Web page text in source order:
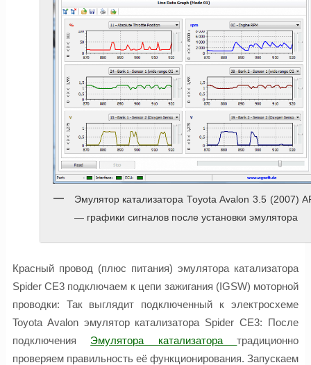
Эмулятор катализатора Toyota Avalon 3.5 (2007)
— графики сигналов после установки эмулятора
Красный провод (плюс питания) эмулятора катализатора
Spider CE3 подключаем к цепи зажигания (IGSW) моторной
проводки: Так выглядит подключенный к электросхеме
Toyota Avalon эмулятор катализатора Spider CE3: После
подключения Эмулятора катализаторатрадиционно
проверяем правильность её функционирования. Запускаем